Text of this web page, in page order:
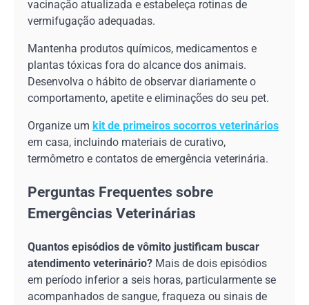
vacinação atualizada e estabeleça rotinas de
vermifugação adequadas.
Mantenha produtos químicos, medicamentos e
plantas tóxicas fora do alcance dos animais.
Desenvolva o hábito de observar diariamente o
comportamento, apetite e eliminações do seu pet.
Organize um kit de primeiros socorros veterinários
em casa, incluindo materiais de curativo,
termômetro e contatos de emergência veterinária.
Perguntas Frequentes sobre
Emergências Veterinárias
Quantos episódios de vômito justificam buscar
atendimento veterinário? Mais de dois episódios
em período inferior a seis horas, particularmente se
acompanhados de sangue, fraqueza ou sinais de